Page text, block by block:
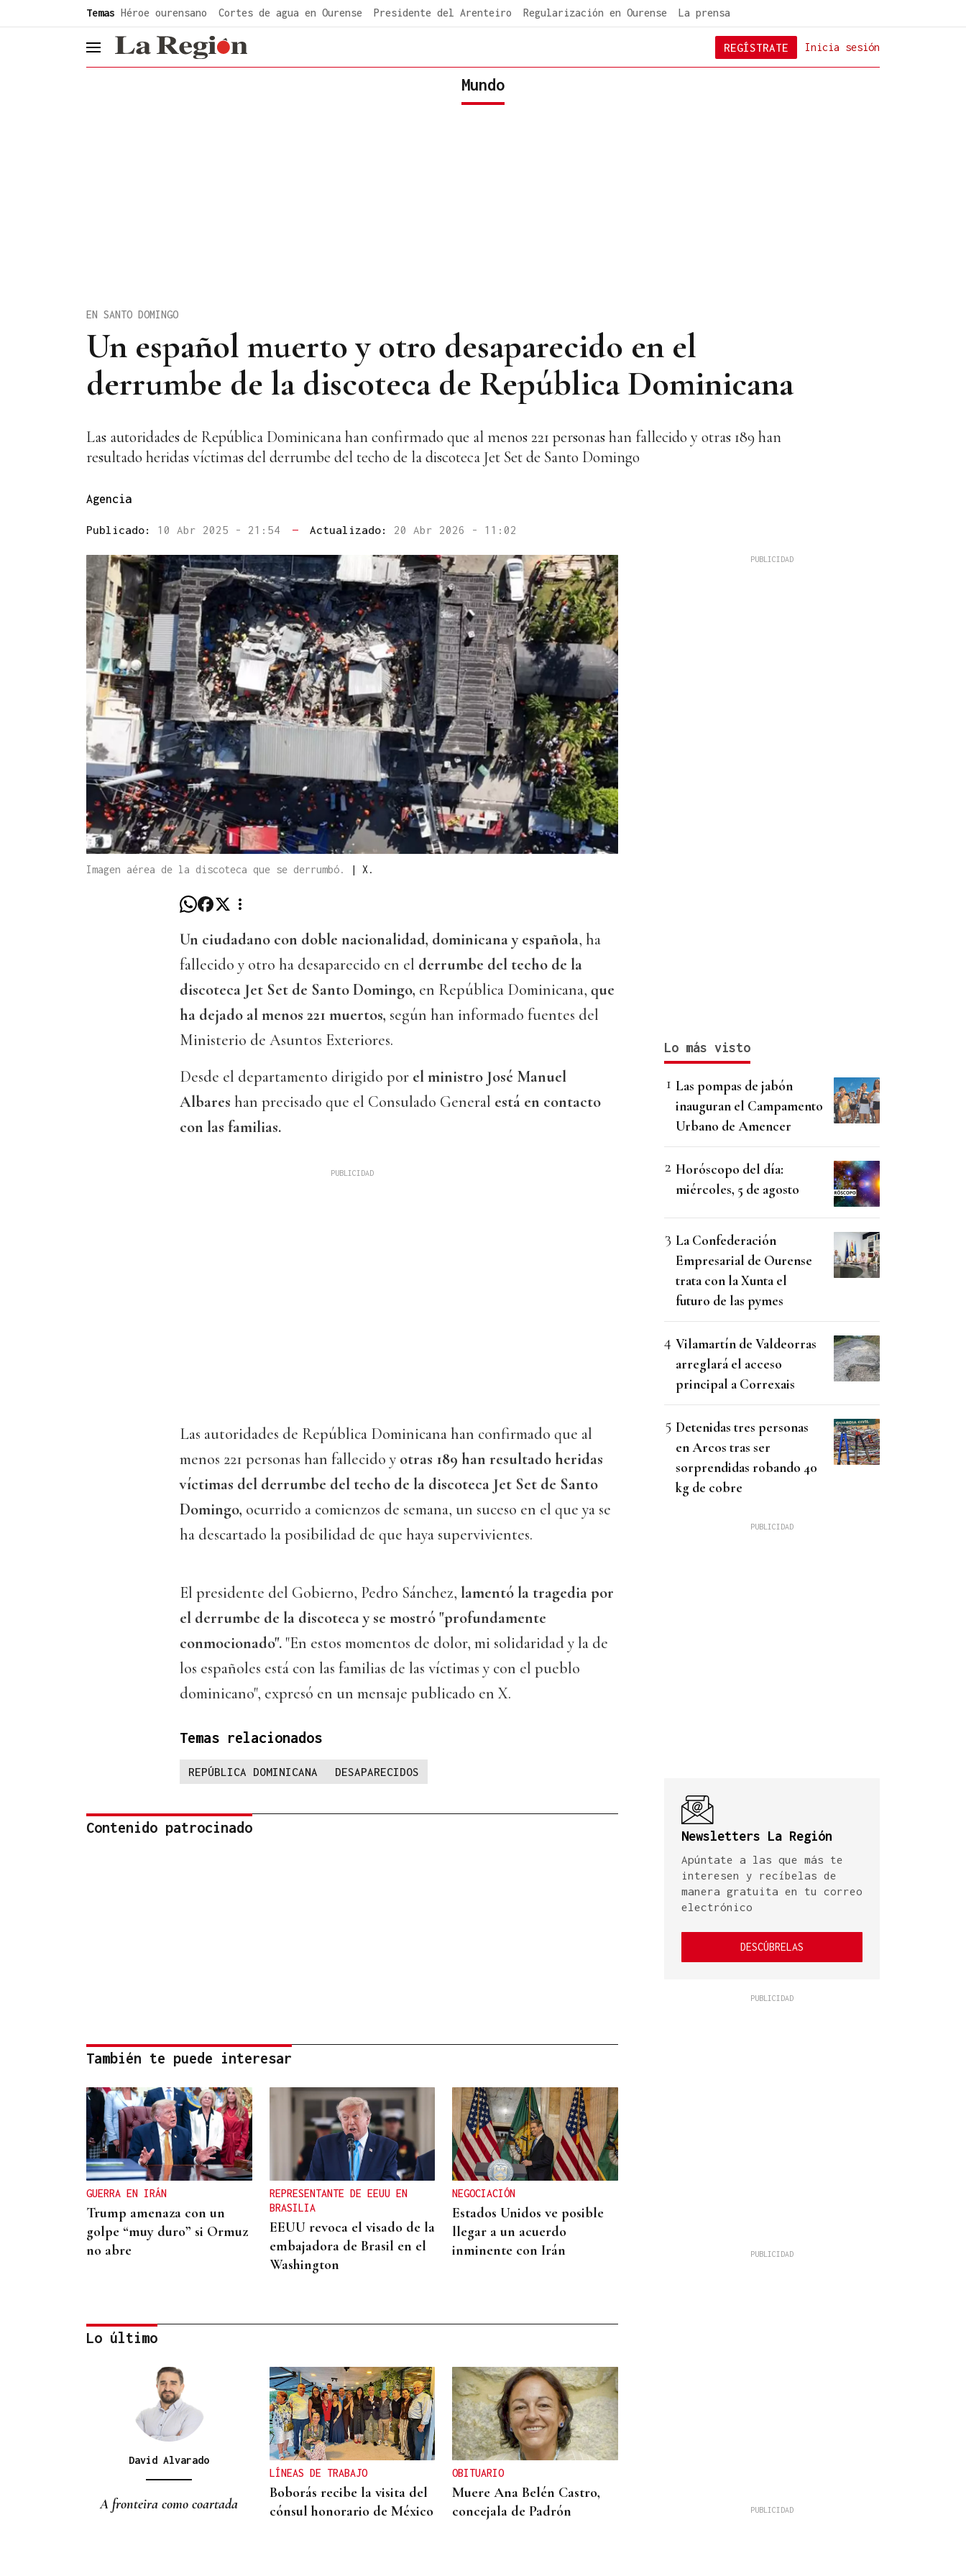
Temas Héroe ourensano Cortes de agua en Ourense Presidente del Arenteiro Regularización en Ourense La prensa
header.menu.open Inicia sesión
REGÍSTRATE
Mundo
Un español muerto y otro desaparecido en el
derrumbe de la discoteca de República Dominicana
EN SANTO DOMINGO
Las autoridades de República Dominicana han confirmado que al menos 221 personas han fallecido y otras 189 han
resultado heridas víctimas del derrumbe del techo de la discoteca Jet Set de Santo Domingo
Agencia
Publicado: 10 Abr 2025 - 21:54 — Actualizado: 20 Abr 2026 - 11:02
Imagen aérea de la discoteca que se derrumbó. | X.
Un ciudadano con doble nacionalidad, dominicana y española, ha
fallecido y otro ha desaparecido en el derrumbe del techo de la
discoteca Jet Set de Santo Domingo, en República Dominicana, que
ha dejado al menos 221 muertos, según han informado fuentes del
Ministerio de Asuntos Exteriores.
Desde el departamento dirigido por el ministro José Manuel
Albares han precisado que el Consulado General está en contacto
con las familias.
Las autoridades de República Dominicana han confirmado que al
menos 221 personas han fallecido y otras 189 han resultado heridas
víctimas del derrumbe del techo de la discoteca Jet Set de Santo
Domingo, ocurrido a comienzos de semana, un suceso en el que ya se
ha descartado la posibilidad de que haya supervivientes.
El presidente del Gobierno, Pedro Sánchez, lamentó la tragedia por
el derrumbe de la discoteca y se mostró "profundamente
conmocionado". "En estos momentos de dolor, mi solidaridad y la de
los españoles está con las familias de las víctimas y con el pueblo
dominicano", expresó en un mensaje publicado en X.
Temas relacionados
REPÚBLICA DOMINICANA DESAPARECIDOS
Contenido patrocinado
También te puede interesar
GUERRA EN IRÁN
Trump amenaza con un
golpe “muy duro” si Ormuz
no abre
REPRESENTANTE DE EEUU EN
BRASILIA
EEUU revoca el visado de la
embajadora de Brasil en el
Washington
NEGOCIACIÓN
Estados Unidos ve posible
llegar a un acuerdo
inminente con Irán
PÁNICO ENTRE LOS BAÑISTAS
Tragedia en una playa del
sur de Rusia: seis muertos,
tres niños, al caer un dron
derribado, así fue el
momento
Lo último
David Alvarado
A fronteira como coartada
LÍNEAS DE TRABAJO
Boborás recibe la visita del
cónsul honorario de México
OBITUARIO
Muere Ana Belén Castro,
concejala de Padrón
Lo más visto
Las pompas de jabón
inauguran el Campamento
Urbano de Amencer
Horóscopo del día:
miércoles, 5 de agosto
La Confederación
Empresarial de Ourense
trata con la Xunta el
futuro de las pymes
Vilamartín de Valdeorras
arreglará el acceso
principal a Correxais
Detenidas tres personas
en Arcos tras ser
sorprendidas robando 40
kg de cobre
Newsletters La Región
Apúntate a las que más te
interesen y recíbelas de
manera gratuita en tu correo
electrónico
DESCÚBRELAS